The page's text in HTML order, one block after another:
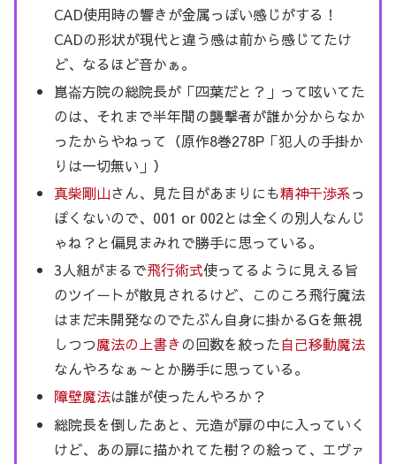
CAD使用時の響きが金属っぽい感じがする！
CADの形状が現代と違う感は前から感じてたけ
ど、なるほど音かぁ。
崑崙方院の総院長が「四葉だと？」って呟いてた
のは、それまで半年間の襲撃者が誰か分からなか
ったからやねって（原作8巻278P「犯人の手掛か
りは一切無い」）
真柴剛山さん、見た目があまりにも精神干渉系っ
ぽくないので、001 or 002とは全くの別人なんじ
ゃね？と偏見まみれで勝手に思っている。
3人組がまるで飛行術式使ってるように見える旨
のツイートが散見されるけど、このころ飛行魔法
はまだ未開発なのでたぶん自身に掛かるGを無視
しつつ魔法の上書き の回数を絞った自己移動魔法
なんやろなぁ～とか勝手に思っている。
障壁魔法は誰が使ったんやろか？
総院長を倒したあと、元造が扉の中に入っていく
けど、あの扉に描かれてた樹？の絵って、エヴァ